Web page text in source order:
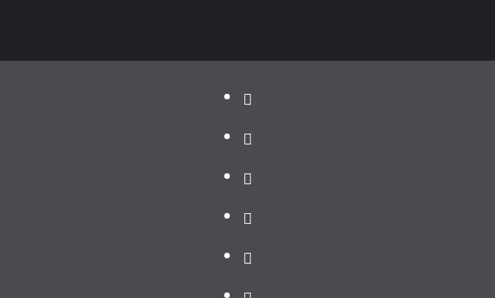
Politik
Pariwisata
Jakarta
Dunia
Pendidikan
Hukum
Pemerintah